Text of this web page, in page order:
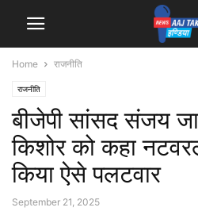
Home राजनीति
राजनीति
बीजेपी सांसद संजय
किशोर को कहा
किया ऐसे पलटवार
September 21, 2025